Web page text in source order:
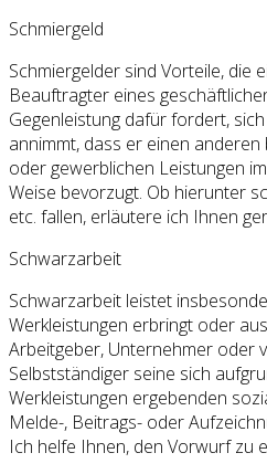
Schmiergeld
Schmiergelder sind Vorteile, die
Beauftragter eines
Gegenleistung dafür fordert,
annimmt, dass er einen
oder gewerblichen Leistungen
Weise bevorzugt. Ob hierunter
etc. fallen, erläutere ich Ihnen
Schwarzarbeit
Schwarzarbeit leistet
Werkleistungen erbringt oder
Arbeitgeber, Unternehmer oder
Selbstständiger seine sich
Werkleistungen ergebenden
Melde-, Beitrags- oder
Ich helfe Ihnen, den Vorwurf zu